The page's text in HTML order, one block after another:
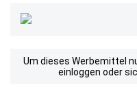
Um dieses Werbemittel
einloggen oder